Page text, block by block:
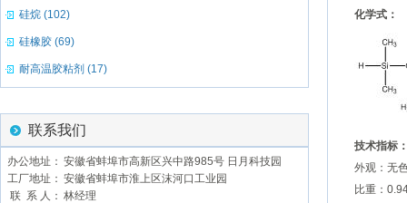
硅烷 (102)
硅橡胶 (69)
耐高温胶粘剂 (17)
联系我们
办公地址： 安徽省蚌埠市高新区兴中路985号 日月科技园
工厂地址： 安徽省蚌埠市淮上区沫河口工业园
联 系 人： 林经理
化学式：
技术指标
外观：无
比重：